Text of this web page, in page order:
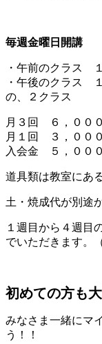
毎週金曜日開講
・午前のクラス
・午後のクラス
の、２クラス
月３回 ６，００
月１回 ３，００
入会金 ５，００
道具類は教室にあ
土・焼成代が別途
１週目から４週目
でいただきます。
初めての方も
みなさま一緒にマ
う！！